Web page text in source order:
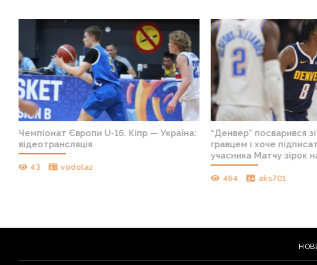
Чемпіонат Європи U-16. Кіпр — Україна:
відеотрансляція
43 vodolaz
“Денвер” посварився
гравцем і хоче
учасника Матчу зірок
464 aks701